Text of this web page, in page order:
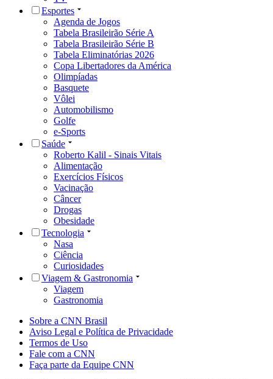
Esportes
Agenda de Jogos
Tabela Brasileirão Série A
Tabela Brasileirão Série B
Tabela Eliminatórias 2026
Copa Libertadores da América
Olimpíadas
Basquete
Vôlei
Automobilismo
Golfe
e-Sports
Saúde
Roberto Kalil - Sinais Vitais
Alimentação
Exercícios Físicos
Vacinação
Câncer
Drogas
Obesidade
Tecnologia
Nasa
Ciência
Curiosidades
Viagem & Gastronomia
Viagem
Gastronomia
Sobre a CNN Brasil
Aviso Legal e Política de Privacidade
Termos de Uso
Fale com a CNN
Faça parte da Equipe CNN